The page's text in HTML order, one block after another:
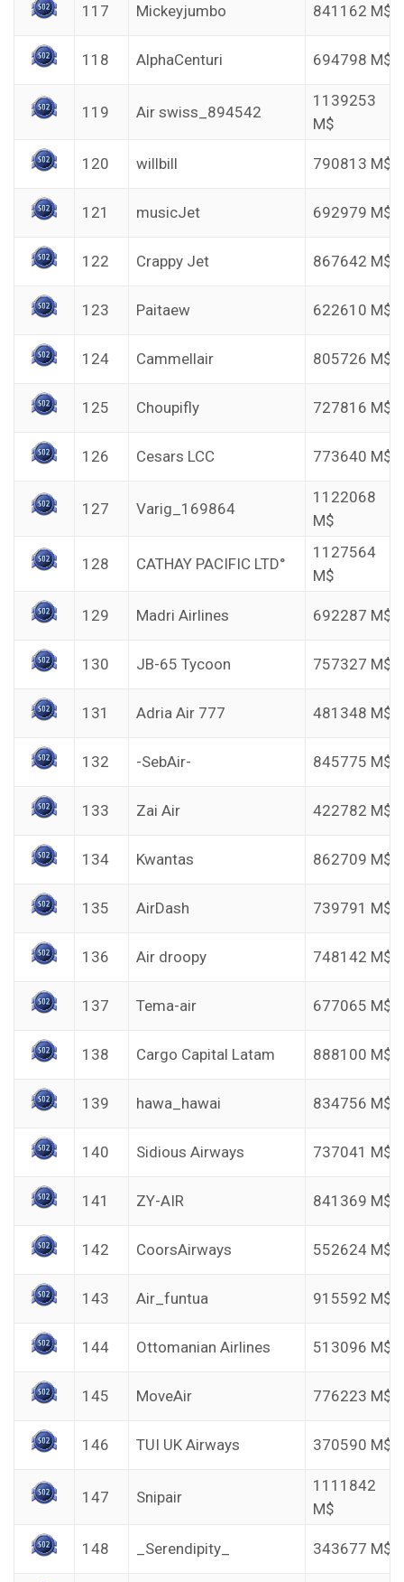
117 Mickeyjumbo 841162 M$
118 AlphaCenturi 694798 M$
119 Air swiss_894542
1139253
M$
120 willbill 790813 M$
121 musicJet 692979 M$
122 Crappy Jet 867642 M$
123 Paitaew 622610 M$
124 Cammellair 805726 M$
125 Choupifly 727816 M$
126 Cesars LCC 773640 M$
127 Varig_169864
1122068
M$
128 CATHAY PACIFIC LTD°
1127564
M$
129 Madri Airlines 692287 M$
130 JB-65 Tycoon 757327 M$
131 Adria Air 777 481348 M$
132 -SebAir- 845775 M$
133 Zai Air 422782 M$
134 Kwantas 862709 M$
135 AirDash 739791 M$
136 Air droopy 748142 M$
137 Tema-air 677065 M$
138 Cargo Capital Latam 888100 M$
139 hawa_hawai 834756 M$
140 Sidious Airways 737041 M$
141 ZY-AIR 841369 M$
142 CoorsAirways 552624 M$
143 Air_funtua 915592 M$
144 Ottomanian Airlines 513096 M$
145 MoveAir 776223 M$
146 TUI UK Airways 370590 M$
147 Snipair
1111842
M$
148 _Serendipity_ 343677 M$